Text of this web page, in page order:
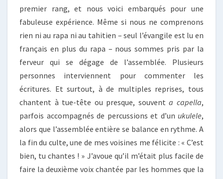
premier rang, et nous voici embarqués pour une
fabuleuse expérience. Même si nous ne comprenons
rien ni au rapa ni au tahitien – seul l’évangile est lu en
français en plus du rapa – nous sommes pris par la
ferveur qui se dégage de l’assemblée. Plusieurs
personnes interviennent pour commenter les
écritures. Et surtout, à de multiples reprises, tous
chantent à tue-tête ou presque, souventa capella,
parfois accompagnés de percussions et d’un ukulele,
alors que l’assemblée entière se balance en rythme. A
la fin du culte, une de mes voisines me félicite : « C’est
bien, tu chantes ! » J’avoue qu’il m’était plus facile de
faire la deuxième voix chantée par les hommes que la